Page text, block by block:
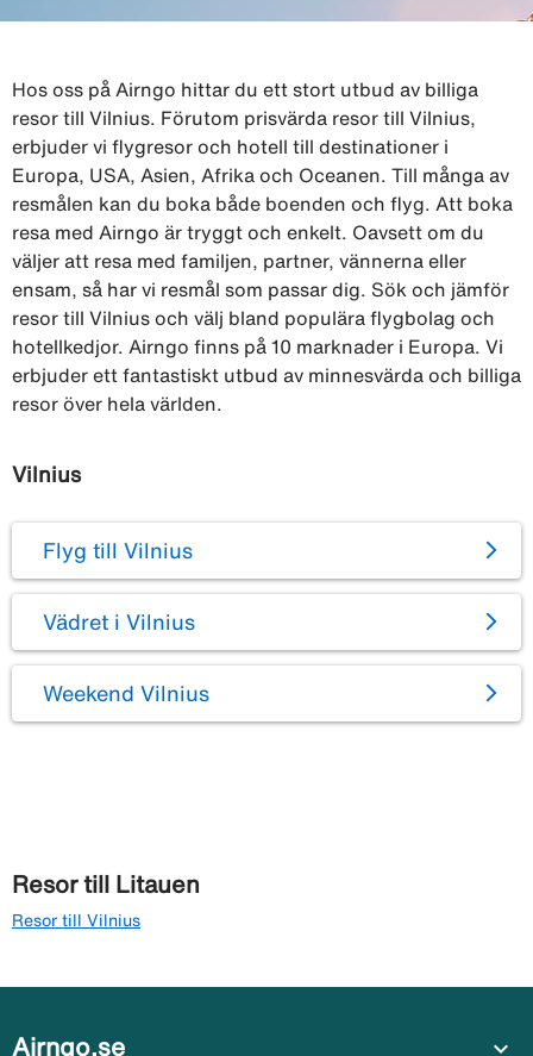
Hos oss på Airngo hittar du ett stort utbud av billiga
resor till Vilnius. Förutom prisvärda resor till Vilnius,
erbjuder vi flygresor och hotell till destinationer i
Europa, USA, Asien, Afrika och Oceanen. Till många av
resmålen kan du boka både boenden och flyg. Att boka
resa med Airngo är tryggt och enkelt. Oavsett om du
väljer att resa med familjen, partner, vännerna eller
ensam, så har vi resmål som passar dig. Sök och jämför
resor till Vilnius och välj bland populära flygbolag och
hotellkedjor. Airngo finns på 10 marknader i Europa. Vi
erbjuder ett fantastiskt utbud av minnesvärda och billiga
resor över hela världen.
Vilnius
Flyg till Vilnius
Vädret i Vilnius
Weekend Vilnius
Resor till Litauen
Resor till Vilnius
Airngo.se expand_more